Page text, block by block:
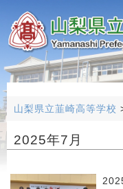
山梨県立韮崎高等学校
2025年7月